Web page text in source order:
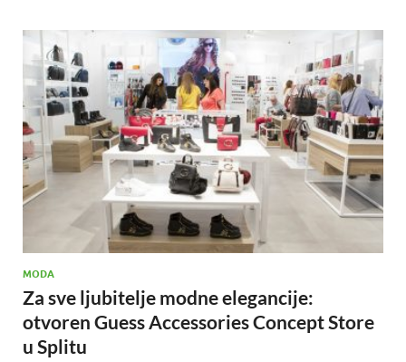
MODA
Za sve ljubitelje modne elegancije:
otvoren Guess Accessories Concept Store
u Splitu